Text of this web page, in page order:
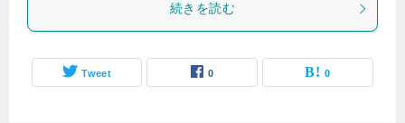
続きを読む
Tweet 0 0